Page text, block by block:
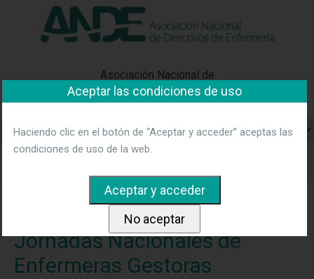
"Ver política"
Asociación Nacional de
Directivos de Enfermería
Home Noticias
Clausura en Palma de las 36 Jornadas
Clausura en Palma de las 36
Jornadas Nacionales de
Enfermeras Gestoras
Aceptar las condiciones de uso
Haciendo clic en el botón de “Aceptar y acceder” aceptas las
condiciones de uso de la web.